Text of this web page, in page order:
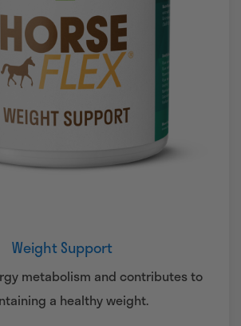
Weight Support
metabolism and contributes to
a healthy weight.